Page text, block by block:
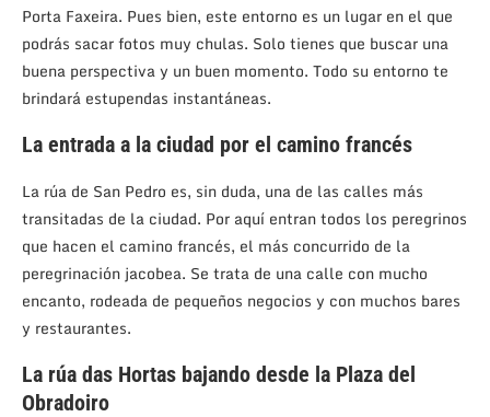
Porta Faxeira. Pues bien, este entorno es un lugar en el que
podrás sacar fotos muy chulas. Solo tienes que buscar una
buena perspectiva y un buen momento. Todo su entorno te
brindará estupendas instantáneas.
La entrada a la ciudad por el camino francés
La rúa de San Pedro es, sin duda, una de las calles más
transitadas de la ciudad. Por aquí entran todos los peregrinos
que hacen el camino francés, el más concurrido de la
peregrinación jacobea. Se trata de una calle con mucho
encanto, rodeada de pequeños negocios y con muchos bares
y restaurantes.
La rúa das Hortas bajando desde la Plaza del
Obradoiro